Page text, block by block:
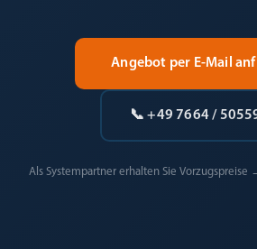
Angebot per E-Mail
📞 +49 7664 /
Als Systempartner erhalten Sie Vorzugspreise